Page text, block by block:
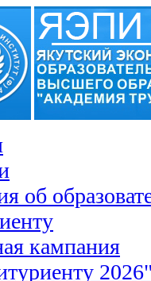
об
кампания
2026"